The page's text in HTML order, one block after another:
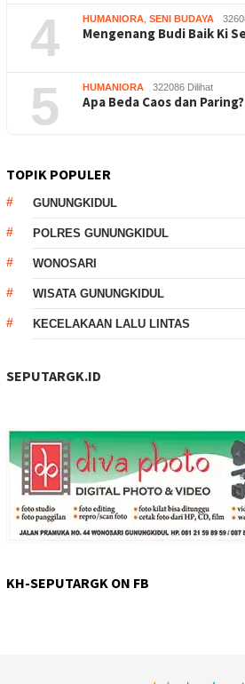
4 HUMANIORA SENI BUDAYA
Mengenang Budi Baik Ki
5 HUMANIORA 322086 Dilihat
Apa Beda Caos dan Paring?
TOPIK POPULER
GUNUNGKIDUL
POLRES GUNUNGKIDUL
WONOSARI
WISATA GUNUNGKIDUL
KECELAKAAN LALU LINTAS
SEPUTARGK.ID
KH-SEPUTARGK ON FB